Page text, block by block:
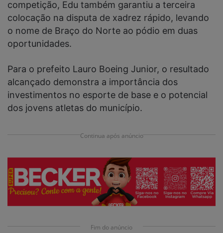
competição, Edu também garantiu a terceira
colocação na disputa de xadrez rápido, levando
o nome de Braço do Norte ao pódio em duas
oportunidades.
Para o prefeito Lauro Boeing Junior, o resultado
alcançado demonstra a importância dos
investimentos no esporte de base e o potencial
dos jovens atletas do município.
Continua após anúncio
Fim do anúncio